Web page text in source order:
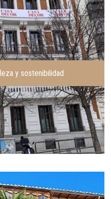
y sostenibilidad